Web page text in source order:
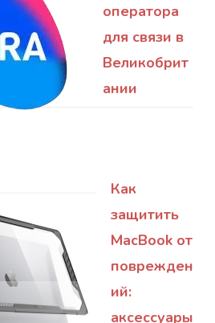
оператора
для связи в
Великобрит
ании
Как
защитить
MacBook от
поврежден
ий:
аксессуары